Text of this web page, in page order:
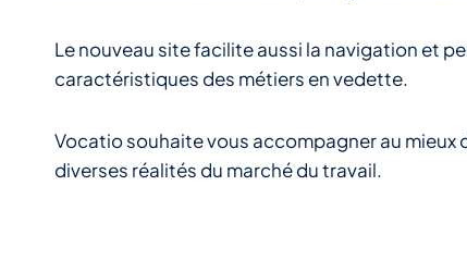
Le nouveau site facilite aussi la navigation et
caractéristiques des métiers en vedette.
Vocatio souhaite vous accompagner au
diverses réalités du marché du travail.